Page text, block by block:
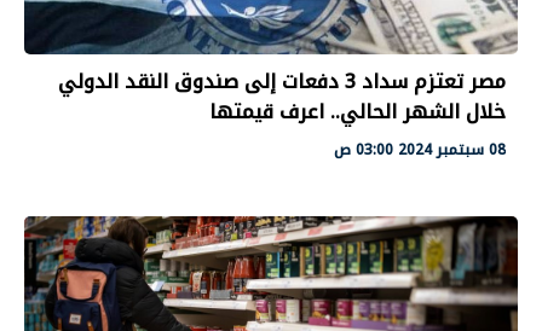
مصر تعتزم سداد 3 دفعات إلى صندوق النقد الدولي
خلال الشهر الحالي.. اعرف قيمتها
08 سبتمبر 2024 03:00 ص